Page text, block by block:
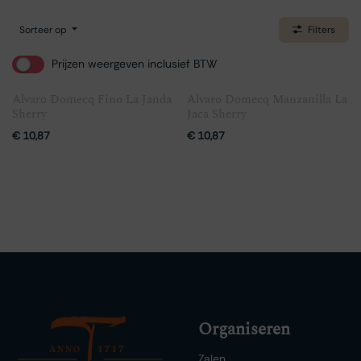
Sorteer op Filters
Prijzen weergeven inclusief BTW
€ 10,87 € 10,87
Organiseren